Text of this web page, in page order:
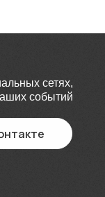
сетях,
событий